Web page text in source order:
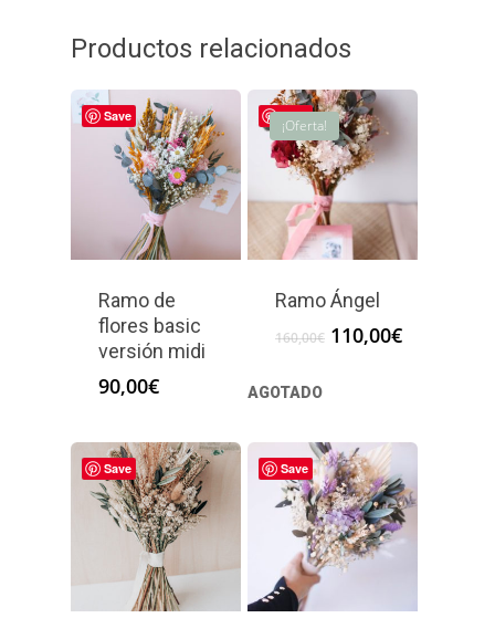
Productos relacionados
Save
Ramo de
flores basic
versión midi
90,00€
Save
¡Oferta!
Ramo Ángel
160,00€ El
110,00€El
AGOTADO
Save Save